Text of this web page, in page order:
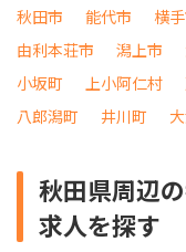
秋田市 能代市 横
由利本荘市
潟上市
小坂町
上小阿仁村
八郎潟町
井川町
秋田県周辺
求人を探す